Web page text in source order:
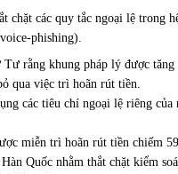
chặt các quy tắc ngoại lệ trong
phishing).
rằng khung pháp lý được
qua việc trì hoãn rút tiền.
các tiêu chí ngoại lệ riêng
miễn trì hoãn rút tiền chiếm
Quốc nhằm thắt chặt kiểm